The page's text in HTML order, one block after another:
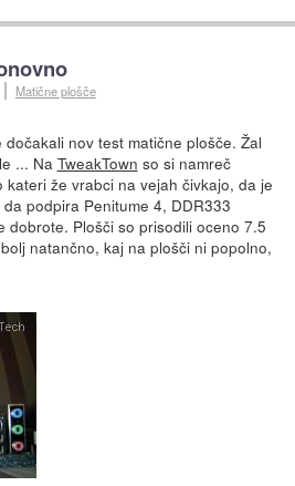
Matične plošče
nov test matične plošče. Žal
... Na TweakTown so si namreč
kateri že vrabci na vejah čivkajo, da je
podpira Penitume 4, DDR333
dobrote. Plošči so prisodili oceno 7.5
natančno, kaj na plošči ni popolno,